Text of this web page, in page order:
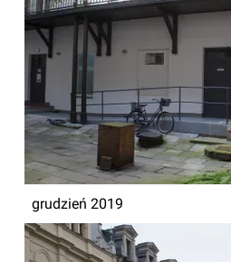
grudzień 2019